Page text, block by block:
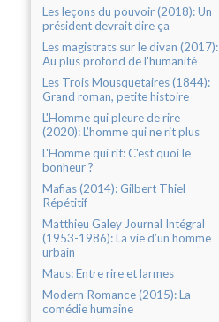
Les leçons du pouvoir (2018): Un
président devrait dire ça
Les magistrats sur le divan (2017):
Au plus profond de l'humanité
Les Trois Mousquetaires (1844):
Grand roman, petite histoire
L'Homme qui pleure de rire
(2020): L’homme qui ne rit plus
L'Homme qui rit: C'est quoi le
bonheur ?
Mafias (2014): Gilbert Thiel
Répétitif
Matthieu Galey Journal Intégral
(1953-1986): La vie d’un homme
urbain
Maus: Entre rire et larmes
Modern Romance (2015): La
comédie humaine